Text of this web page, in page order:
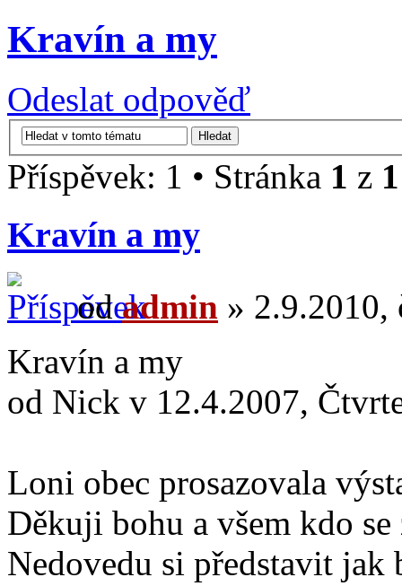
Kravín a my
Odeslat odpověď
Příspěvek: 1 • Stránka 1 z 1
Kravín a my
odadmin » 2.9.2010,
Kravín a my
od Nick v 12.4.2007,
Loni obec prosazovala
Děkuji bohu a všem kdo
Nedovedu si představit